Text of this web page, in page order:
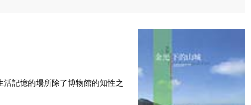
記憶的場所除了博物館的知性之